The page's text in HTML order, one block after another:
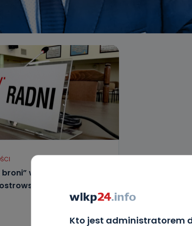
Kto jest administratorem
w Radzie? Tego
klubów